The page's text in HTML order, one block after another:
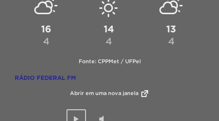
16
4
14
4
13
4
Fonte: CPPMet / UFPel
RÁDIO FEDERAL FM
Abrir em uma nova janela